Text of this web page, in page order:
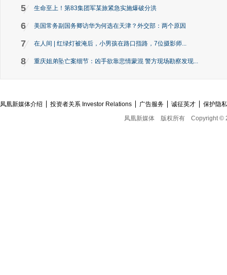
5 生命至上！第83集团军某旅紧急实施爆破分洪
6 美国常务副国务卿访华为何选在天津？外交部：两个原因
7 在人间 | 红绿灯被淹后，小男孩在路口指路，7位摄影师...
8 重庆姐弟坠亡案细节：凶手欲靠悲情蒙混 警方现场勘察发现...
凤凰新媒体介绍 投资者关系 Investor Relations 广告服务 诚征英才
保护隐
凤凰新媒体
版权所有 Copyright ©